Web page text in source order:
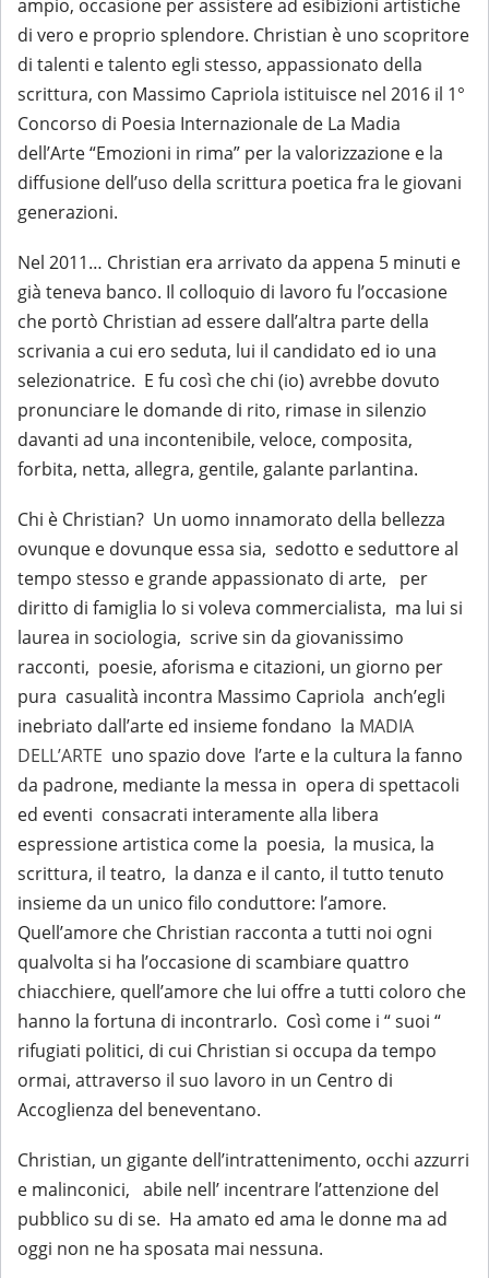
ampio, occasione per assistere ad esibizioni artistiche
di vero e proprio splendore. Christian è uno scopritore
di talenti e talento egli stesso, appassionato della
scrittura, con Massimo Capriola istituisce nel 2016 il 1°
Concorso di Poesia Internazionale de La Madia
dell’Arte “Emozioni in rima” per la valorizzazione e la
diffusione dell’uso della scrittura poetica fra le giovani
generazioni.
Nel 2011… Christian era arrivato da appena 5 minuti e
già teneva banco. Il colloquio di lavoro fu l’occasione
che portò Christian ad essere dall’altra parte della
scrivania a cui ero seduta, lui il candidato ed io una
selezionatrice. E fu così che chi (io) avrebbe dovuto
pronunciare le domande di rito, rimase in silenzio
davanti ad una incontenibile, veloce, composita,
forbita, netta, allegra, gentile, galante parlantina.
Chi è Christian? Un uomo innamorato della bellezza
ovunque e dovunque essa sia, sedotto e seduttore al
tempo stesso e grande appassionato di arte, per
diritto di famiglia lo si voleva commercialista, ma lui si
laurea in sociologia, scrive sin da giovanissimo
racconti, poesie, aforisma e citazioni, un giorno per
pura casualità incontra Massimo Capriola anch’egli
inebriato dall’arte ed insieme fondano la MADIA
DELL’ARTE uno spazio dove l’arte e la cultura la fanno
da padrone, mediante la messa in opera di spettacoli
ed eventi consacrati interamente alla libera
espressione artistica come la poesia, la musica, la
scrittura, il teatro, la danza e il canto, il tutto tenuto
insieme da un unico filo conduttore: l’amore.
Quell’amore che Christian racconta a tutti noi ogni
qualvolta si ha l’occasione di scambiare quattro
chiacchiere, quell’amore che lui offre a tutti coloro che
hanno la fortuna di incontrarlo. Così come i “ suoi “
rifugiati politici, di cui Christian si occupa da tempo
ormai, attraverso il suo lavoro in un Centro di
Accoglienza del beneventano.
Christian, un gigante dell’intrattenimento, occhi azzurri
e malinconici, abile nell’ incentrare l’attenzione del
pubblico su di se. Ha amato ed ama le donne ma ad
oggi non ne ha sposata mai nessuna.